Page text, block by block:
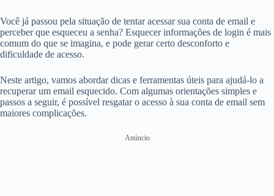
Você já passou pela situação de tentar acessar sua conta de email e
perceber que esqueceu a senha? Esquecer informações de login é mais
comum do que se imagina, e pode gerar certo desconforto e
dificuldade de acesso.
Neste artigo, vamos abordar dicas e ferramentas úteis para ajudá-lo a
recuperar um email esquecido. Com algumas orientações simples e
passos a seguir, é possível resgatar o acesso à sua conta de email sem
maiores complicações.
Anúncio